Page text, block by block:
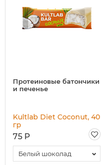
Протеиновые батончики
и печенье
Kultlab Diet Coconut, 40
гр
75 Р
Белый шоколад